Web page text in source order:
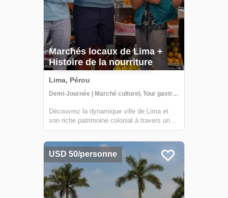
Marchés locaux de Lima +
Histoire de la nourriture
Lima, Pérou
Demi-Journée | Marché culturel, Tour gastronomique, Sites historiques
Découvrez la dynamique ville de Lima et
son riche patrimoine colonial à travers une
passionnante visite à pied qui vous
traditions séculaires et des saveurs
alléchantes. Avec l'aventure à chaque coin
de rue, n...
USD 50/personne